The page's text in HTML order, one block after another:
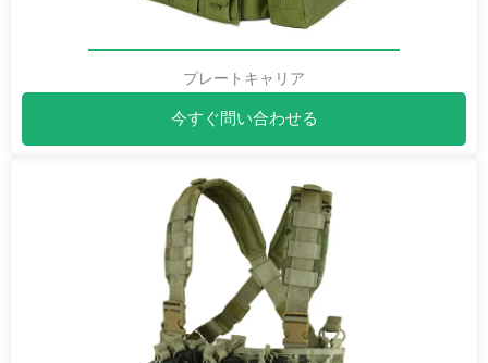
プレートキャリア
今すぐ問い合わせる